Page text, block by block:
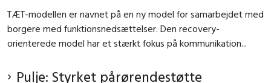
TÆT-modellen er navnet på en ny model for samarbejdet med
borgere med funktionsnedsættelser. Den recovery-
orienterede model har et stærkt fokus på kommunikation...
Pulje: Styrket pårørendestøtte